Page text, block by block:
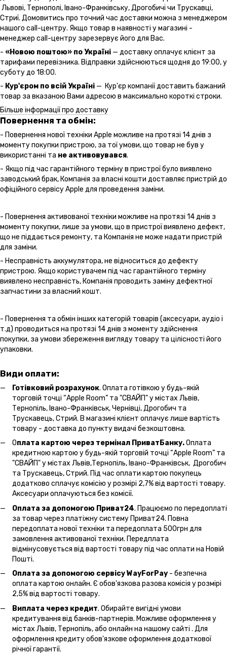
Львові, Тернополі, Івано-Франківську, Дрогобичі чи Трускавці,
Стриї. Домовитись про точний час доставки можна з менеджером
нашого call-центру. Якщо товар в наявності у магазині -
менеджер call-центру зарезервує його для Вас.
- «Новою поштою» по Україні — доставку оплачує клієнт за
тарифами перевізника. Відправки здійснюються щодня до 19:00, у
суботу до 18:00.
- Кур'єром по всій Україні — Кур'єр компанії доставить бажаний
товар за вказаною Вами адресою в максимально короткі строки.
Більше інформації про доставку
Повернення та обмін:
- Повернення нової техніки Apple можливе на протязі 14 днів з
моменту покупки пристрою, за тої умови, що товар не був у
використанні та не активовувався.
- Якщо під час гарантійного терміну в пристрої було виявлено
заводський брак, Компанія за власні кошти доставляє пристрій до
офіційного сервісу Apple для проведення заміни.
- Повернення активованої техніки можливе на протязі 14 днів з
моменту покупки, лише за умови, що в пристрої виявлено дефект,
що не піддається ремонту, та Компанія не може надати пристрій
для заміни.
- Несправність аккумулятора, не відноситься до дефекту
пристрою. Якщо користувачем під час гарантійного терміну
виявлено несправність, Компанія проводить заміну дефектної
запчастини за власний кошт.
- Повернення та обмін інших категорій товарів (аксесуари, аудіо і
т.д) проводиться на протязі 14 днів з моменту здійснення
покупки, за умови збереження вигляду товару та цілісності його
упаковки.
Види оплати:
Готівковий розрахунок. Оплата готівкою у будь-якій
торговій точці “Apple Room” та "СВАЙП" у містах Львів,
Тернопіль, Івано-Франківськ, Чернівці, Дрогобич та
Трускавець, Стрий. В магазині клієнт оплачує лише вартість
товару - доставка до пункту видачі безкоштовна.
Оплата картою через термінал ПриватБанку.Оплата
кредитною картою у будь-якій торговій точці “Apple Room” та
"СВАЙП" у містах Львів,Тернопіль, Івано-Франківськ, Дрогобич
та Трускавець, Стрий. Під час оплати картою покупець
додатково сплачує комісію у розмірі 2,7% від вартості товару.
Аксесуари оплачуються без комісії.
Оплата за допомогою Приват24. Працюємо по передоплаті
за товар через платіжну систему Приват24. Повна
передоплата нової техніки та передоплата 500грн для
замовлення активованої техніки. Передплата
відмінусовується від вартості товару під час оплати на Новій
Пошті.
Оплата за допомогою сервісу WayForPay - безпечна
оплата картою онлайн. Є обов'язкова разова комісія у розмірі
2,5% від вартості товару.
Виплата через кредит. Обирайте вигідні умови
кредитування від банків-партнерів. Можливе оформлення у
містах Львів, Тернопіль, або онлайн на нашому сайті . Для
оформлення кредиту обов'язкове оформлення додаткової
річної гарантії.